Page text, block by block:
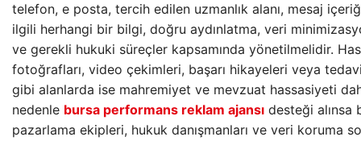
telefon, e posta, tercih edilen uzmanlık alanı, mesaj
ilgili herhangi bir bilgi, doğru aydınlatma, veri
ve gerekli hukuki süreçler kapsamında yönetilmelidir.
fotoğrafları, video çekimleri, başarı hikayeleri veya
gibi alanlarda ise mahremiyet ve mevzuat hassasiyeti
nedenle bursa performans reklam ajansı desteği alınsa
pazarlama ekipleri, hukuk danışmanları ve veri koruma